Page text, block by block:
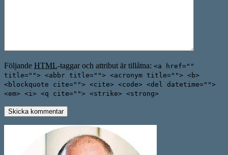
Följande HTML-taggar och attribut är tillåtna: <a href=""
title=""> <abbr title=""> <acronym title=""> <b>
<blockquote cite=""> <cite> <code> <del datetime="">
<em> <i> <q cite=""> <strike> <strong>